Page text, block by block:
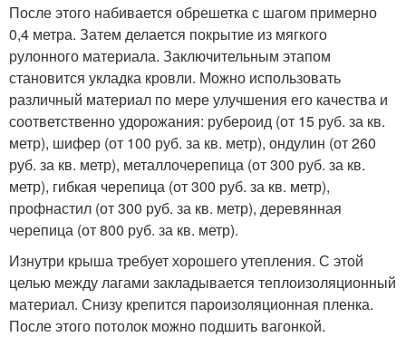
После этого набивается обрешетка с шагом примерно
0,4 метра. Затем делается покрытие из мягкого
рулонного материала. Заключительным этапом
становится укладка кровли. Можно использовать
различный материал по мере улучшения его качества и
соответственно удорожания: рубероид (от 15 руб. за кв.
метр), шифер (от 100 руб. за кв. метр), ондулин (от 260
руб. за кв. метр), металлочерепица (от 300 руб. за кв.
метр), гибкая черепица (от 300 руб. за кв. метр),
профнастил (от 300 руб. за кв. метр), деревянная
черепица (от 800 руб. за кв. метр).
Изнутри крыша требует хорошего утепления. С этой
целью между лагами закладывается теплоизоляционный
материал. Снизу крепится пароизоляционная пленка.
После этого потолок можно подшить вагонкой.